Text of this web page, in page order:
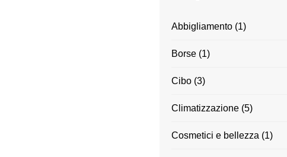
Abbigliamento (1)
Borse (1)
Cibo (3)
Climatizzazione (5)
Cosmetici e bellezza (1)